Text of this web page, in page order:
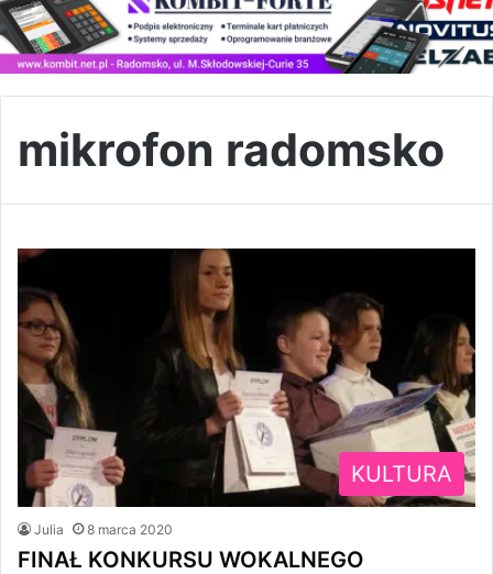
mikrofon radomsko
KULTURA
Julia 8 marca 2020
FINAŁ KONKURSU WOKALNEGO